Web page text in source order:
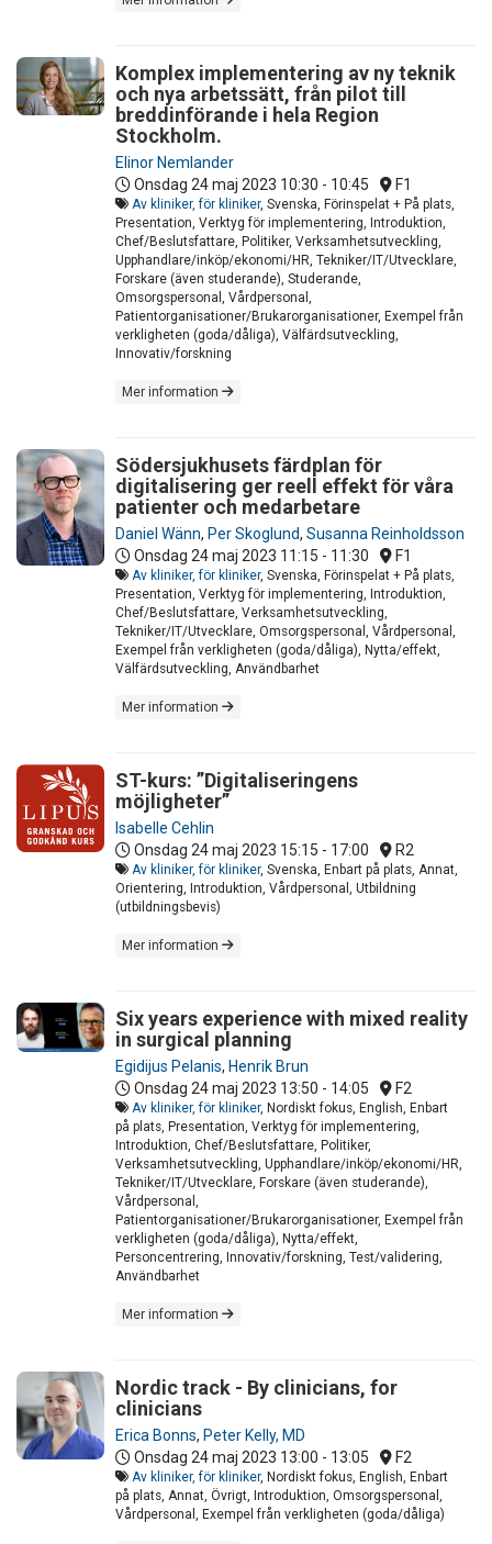
Komplex implementering av ny teknik
och nya arbetssätt, från pilot till
breddinförande i hela Region
Stockholm.
Elinor Nemlander
Onsdag 24 maj 2023 10:30 - 10:45 F1
Av kliniker, för kliniker, Svenska, Förinspelat + På plats,
Presentation, Verktyg för implementering, Introduktion,
Chef/Beslutsfattare, Politiker, Verksamhetsutveckling,
Upphandlare/inköp/ekonomi/HR, Tekniker/IT/Utvecklare,
Forskare (även studerande), Studerande,
Omsorgspersonal, Vårdpersonal,
Patientorganisationer/Brukarorganisationer, Exempel från
verkligheten (goda/dåliga), Välfärdsutveckling,
Innovativ/forskning
Mer information
Södersjukhusets färdplan för
digitalisering ger reell effekt för våra
patienter och medarbetare
Daniel Wänn, Per Skoglund, Susanna Reinholdsson
Onsdag 24 maj 2023 11:15 - 11:30 F1
Av kliniker, för kliniker, Svenska, Förinspelat + På plats,
Presentation, Verktyg för implementering, Introduktion,
Chef/Beslutsfattare, Verksamhetsutveckling,
Tekniker/IT/Utvecklare, Omsorgspersonal, Vårdpersonal,
Exempel från verkligheten (goda/dåliga), Nytta/effekt,
Välfärdsutveckling, Användbarhet
Mer information
ST-kurs: ”Digitaliseringens
möjligheter”
Isabelle Cehlin
Onsdag 24 maj 2023 15:15 - 17:00 R2
Av kliniker, för kliniker, Svenska, Enbart på plats, Annat,
Orientering, Introduktion, Vårdpersonal, Utbildning
(utbildningsbevis)
Mer information
Six years experience with mixed reality
in surgical planning
Egidijus Pelanis, Henrik Brun
Onsdag 24 maj 2023 13:50 - 14:05 F2
Av kliniker, för kliniker, Nordiskt fokus, English, Enbart
på plats, Presentation, Verktyg för implementering,
Introduktion, Chef/Beslutsfattare, Politiker,
Verksamhetsutveckling, Upphandlare/inköp/ekonomi/HR,
Tekniker/IT/Utvecklare, Forskare (även studerande),
Vårdpersonal,
Patientorganisationer/Brukarorganisationer, Exempel från
verkligheten (goda/dåliga), Nytta/effekt,
Personcentrering, Innovativ/forskning, Test/validering,
Användbarhet
Mer information
Nordic track - By clinicians, for
clinicians
Erica Bonns, Peter Kelly, MD
Onsdag 24 maj 2023 13:00 - 13:05 F2
Av kliniker, för kliniker, Nordiskt fokus, English, Enbart
på plats, Annat, Övrigt, Introduktion, Omsorgspersonal,
Vårdpersonal, Exempel från verkligheten (goda/dåliga)